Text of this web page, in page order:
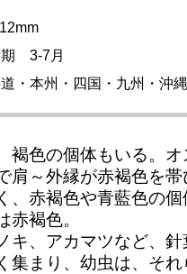
期 3-7月
・本州・四国・九州・沖縄
褐色の個体もいる。オ
肩～外縁が赤褐色を帯
、赤褐色や青藍色の個
赤褐色。
キ、アカマツなど、
集まり、幼虫は、それ